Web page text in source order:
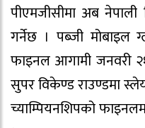
पीएमजीसीमा अब नेपाली
गर्नेछ । पब्जी मोबाइल
फाइनल आगामी जनवरी
सुपर विकेण्ड राउण्डमा
च्याम्पियनशिपको